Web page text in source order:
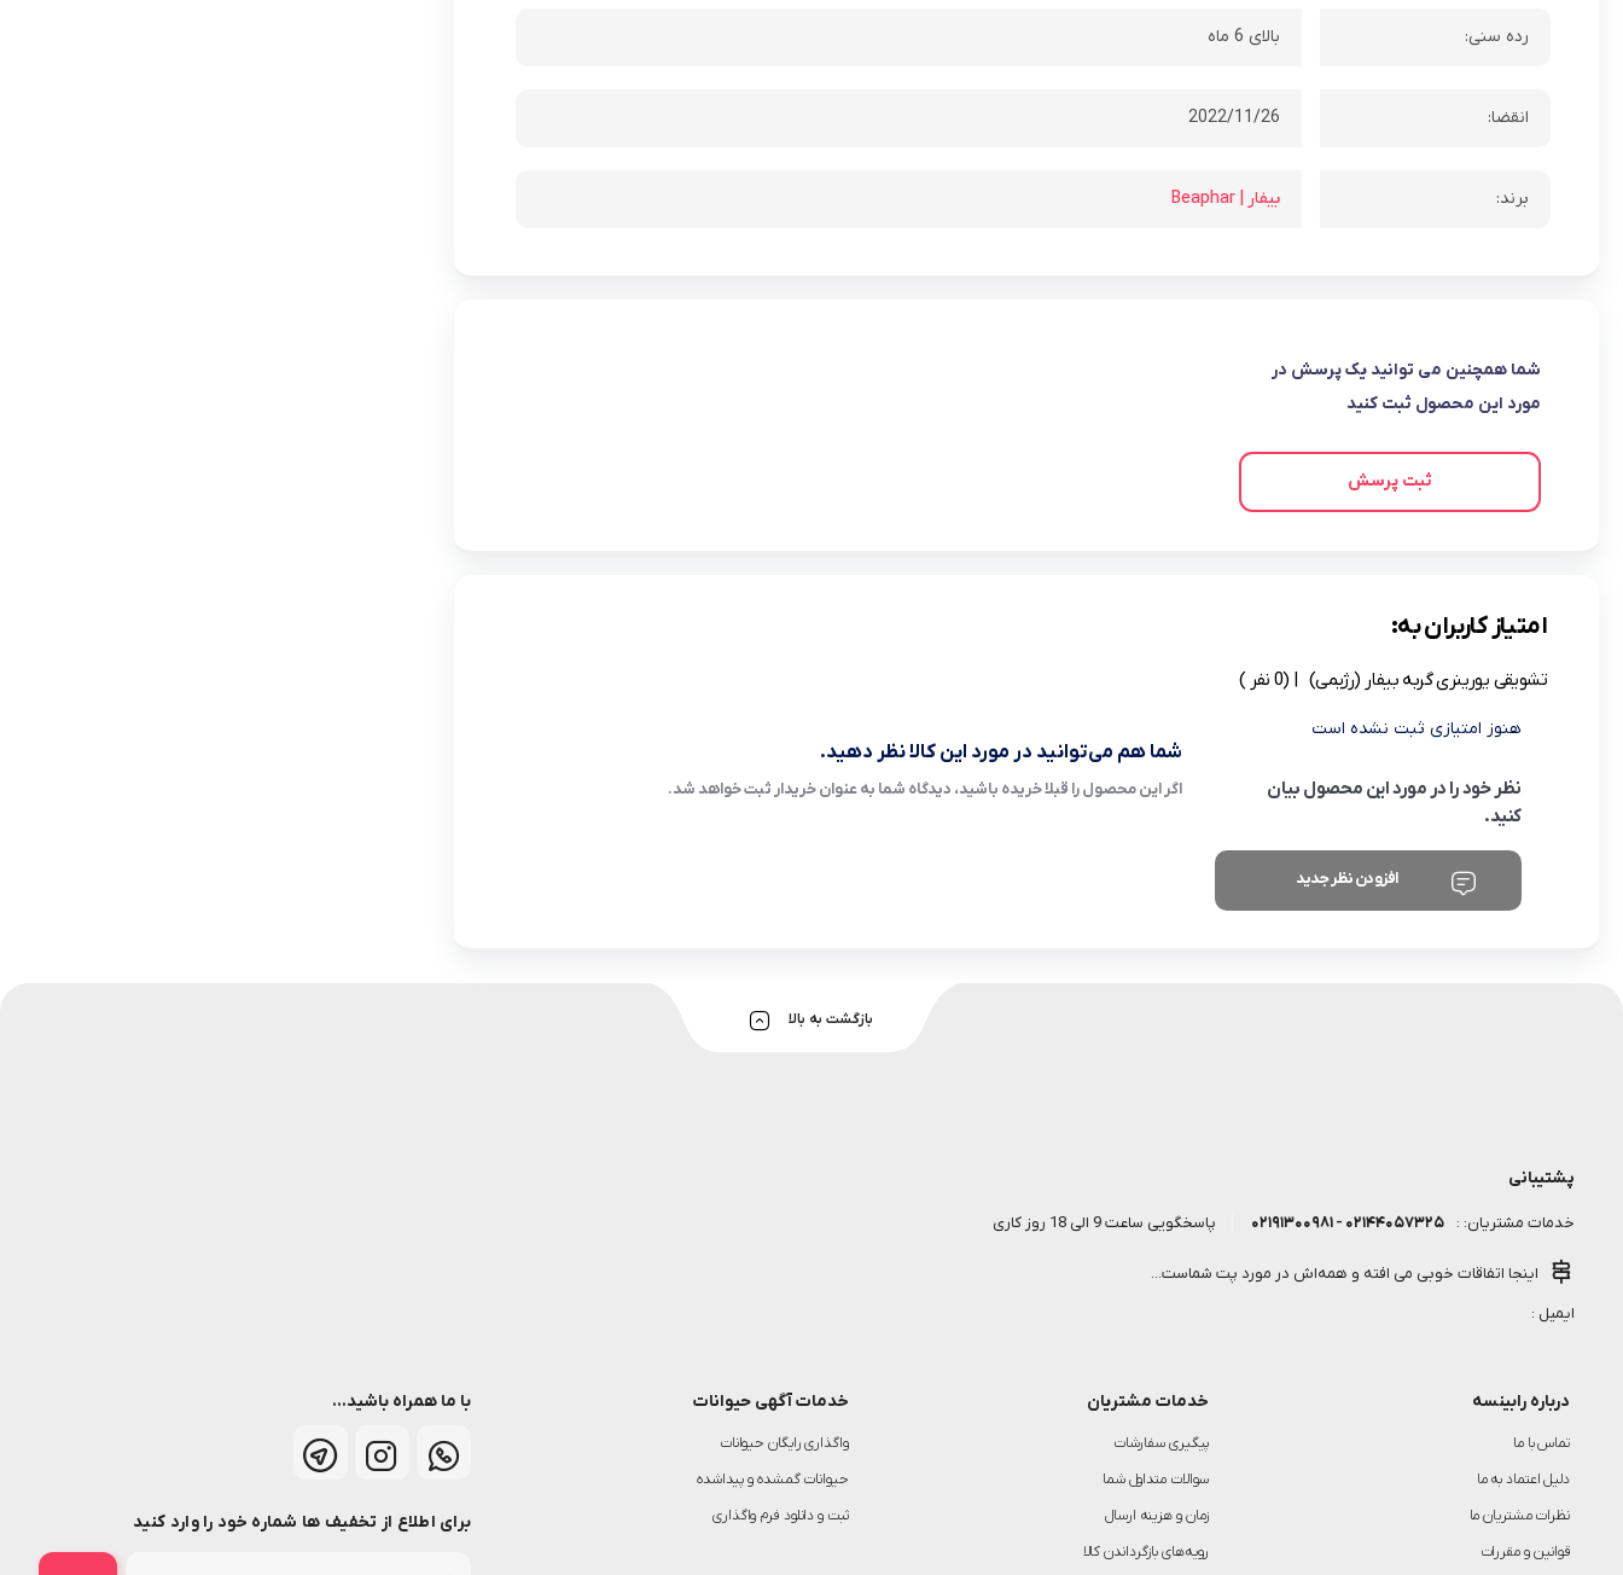
رده سنی: بالای 6 ماه
انقضا: 2022/11/26
برند: بیفار | Beaphar
شما همچنین می توانید یک پرسش در
مورد این محصول ثبت کنید
ثبت پرسش
امتیاز کاربران به:
تشویقی یورینری گربه بیفار (رژیمی) | (0 نفر )
هنوز امتیازی ثبت نشده است
نظر خود را در مورد این محصول بیان
کنید.
افزودن نظر جدید
شما هم می‌توانید در مورد این کالا نظر دهید.
اگر این محصول را قبلا خریده باشید، دیدگاه شما به عنوان خریدار ثبت خواهد شد.
بازگشت به بالا
پشتیبانی
خدمات مشتریان: : ۰۲۱۴۴۰۵۷۳۲۵ - ۰۲۱۹۱۳۰۰۹۸۱ پاسخگویی ساعت 9 الی 18 روز کاری
اینجا اتفاقات خوبی می افته و همه‌اش در مورد پت شماست...
ایمیل :
درباره رابینسه
تماس با ما
دلیل اعتماد به ما
نظرات مشتریان ما
قوانین و مقررات
خدمات مشتریان
پیگیری سفارشات
سوالات متداول شما
زمان و هزینه ارسال
رویه‌های بازگرداندن کالا
خدمات آگهی حیوانات
واگذاری رایگان حیوانات
حیوانات گمشده و پیداشده
ثبت و دانلود فرم واگذاری
با ما همراه باشید...
برای اطلاع از تخفیف ها شماره خود را وارد کنید